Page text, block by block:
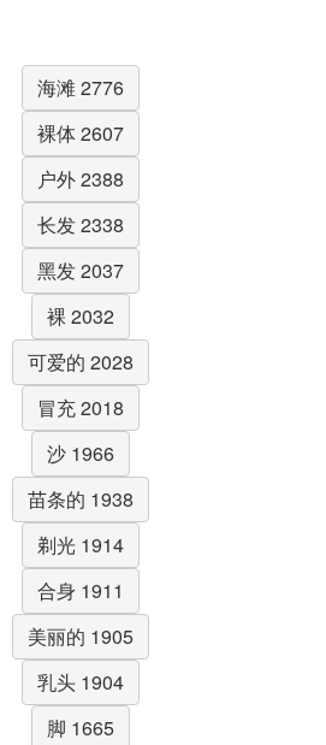
海滩 2776
裸体 2607
户外 2388
长发 2338
黑发 2037
裸 2032
可爱的 2028
冒充 2018
沙 1966
苗条的 1938
剃光 1914
合身 1911
美丽的 1905
乳头 1904
脚 1665